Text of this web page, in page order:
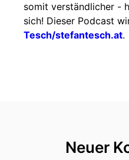
somit verständlicher -
sich! Dieser Podcast
Tesch/stefantesch.at.
Neuer